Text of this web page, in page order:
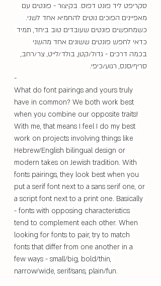
סקריפט ליד פונט דפוס. בקיצור - פונטים עם
מאפיינים הפוכים נוטים להחמיא אחד לשני.
כשמחפשים פונטים שעובדים טוב ביחד, תמיד
כדאי לחפש פונטים ששונים אחד מהשני
בכמה דרכים - גדול/קטן, בולד/לייט, צר/רחב,
סריף/סנס, רגוע/כיפי.
-
What do font pairings and yours truly
have in common? We both work best
when you combine our opposite traits!
With me, that means I feel I do my best
work on projects involving things like
Hebrew/English bilingual design or
modern takes on Jewish tradition. With
fonts pairings, they look best when you
put a serif font next to a sans serif one, or
a script font next to a print one. Basically
- fonts with opposing characteristics
tend to complement each other. When
looking for fonts to pair, try to match
fonts that differ from one another in a
few ways - small/big, bold/thin,
narrow/wide, serif/sans, plain/fun.